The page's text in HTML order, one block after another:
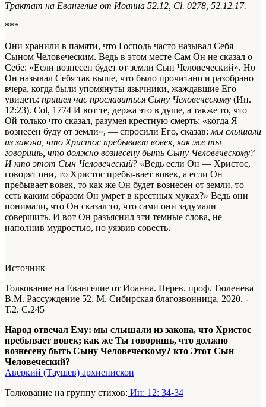
Трактат на Евангелие от Иоанна 52.12, Cl. 0278, 52.12.17.
***
Они хранили в памяти, что Господь часто называл Себя
Сыном Человеческим. Ведь в этом месте Сам Он не сказал о
Себе: «Если вознесен будет от земли Сын Человеческий». Но
Он называл Себя так выше, что было прочитано и разобрано
вчера, когда были упомянуты язычники, жаждавшие Его
увидеть: пришел час прославиться Сыну Человеческому (Ин.
12:23). Col, 1774 И вот те, держа это в душе, а также то, что
Ой только что сказал, разумея крестную смерть: «когда Я
вознесен буду от земли», — спросили Его, сказав: мы слышали
из закона, что Христос пребывает вовек, как же ты
говоришь, что должно вознесену быть Сыну Человеческому?
И кто этот Сын Человеческий? «Ведь если Он — Христос,
говорят они, то Христос пребы-вает вовек, а если Он
пребывает вовек, то как же Он будет вознесен от земли, то
есть каким образом Он умрет в крестных муках?» Ведь они
понимали, что Он сказал то, что сами они задумали
совершить. И вот Он разъяснил эти темные слова, не
наполнив мудростью, но уязвив совесть.
Источник
Толкование на Евангелие от Иоанна. Перев. проф. Тюленева
В.М. Рассуждение 52. М. Сибирская благозвонница, 2020. -
Т.2. С.245
Народ отвечал Ему: мы слышали из закона, что Христос
пребывает вовек; как же Ты говоришь, что должно
вознесену быть Сыну Человеческому? кто Этот Сын
Человеческий?
Аверкий (Таушев) архиепископ
Толкование на группу стихов: Ин: 12: 34-34